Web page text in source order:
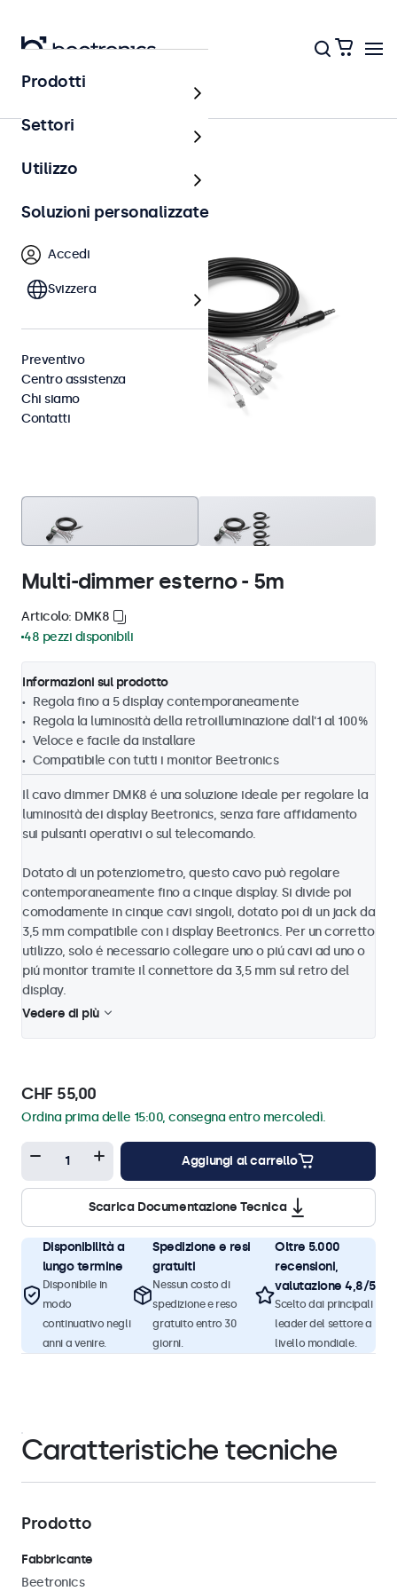
Multi-dimmer esterno - 5m
Articolo: DMK8
48 pezzi disponibili
Informazioni sul prodotto
Regola fino a 5 display contemporaneamente
Regola la luminosità della retroilluminazione dall'1 al 100%
Veloce e facile da installare
Compatibile con tutti i monitor Beetronics
Il cavo dimmer DMK8 é una soluzione ideale per regolare la
luminosità dei display Beetronics, senza fare affidamento
sui pulsanti operativi o sul telecomando.
Dotato di un potenziometro, questo cavo può regolare
contemporaneamente fino a cinque display. Si divide poi
comodamente in cinque cavi singoli, dotato poi di un jack da
3,5 mm compatibile con i display Beetronics. Per un corretto
utilizzo, solo é necessario collegare uno o piú cavi ad uno o
piú monitor tramite il connettore da 3,5 mm sul retro del
display.
Vedere di più
CHF 55,00
Ordina prima delle 15:00, consegna entro mercoledì.
Aggiungi al carrello
Scarica Documentazione Tecnica
Disponibilità a
lungo termine
Disponibile in
modo
continuativo negli
anni a venire.
Spedizione e resi
gratuiti
Nessun costo di
spedizione e reso
gratuito entro 30
giorni.
Oltre 5.000
recensioni,
valutazione 4,8/5
Scelto dai principali
leader del settore a
livello mondiale.
Caratteristiche tecniche
Prodotto
Fabbricante
Beetronics
Prodotti
Settori
Utilizzo
Soluzioni personalizzate
Accedi
Svizzera
Preventivo
Centro assistenza
Chi siamo
Contatti